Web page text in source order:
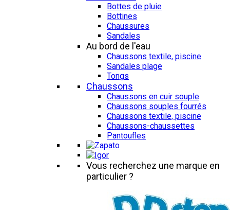
Bottes de pluie
Bottines
Chaussures
Sandales
Au bord de l'eau
Chaussons textile, piscine
Sandales plage
Tongs
Chaussons
Chaussons en cuir souple
Chaussons souples fourrés
Chaussons textile, piscine
Chaussons-chaussettes
Pantoufles
Vous recherchez une marque en
particulier ?